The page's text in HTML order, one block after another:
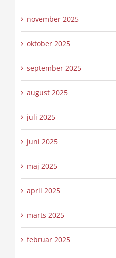
november 2025
oktober 2025
september 2025
august 2025
juli 2025
juni 2025
maj 2025
april 2025
marts 2025
februar 2025